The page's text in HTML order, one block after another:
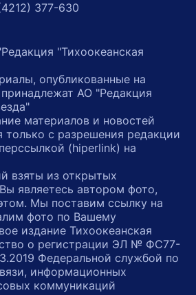
377-630
"Тихоокеанская
опубликованные на
АО "Редакция
материалов и новостей
только с разрешения редакции
(hiperlink) на
взяты из открытых
являетесь автором фото,
Мы поставим ссылку на
фото по Вашему
издание Тихоокеанская
о регистрации ЭЛ № ФС77-
Федеральной службой по
информационных
коммуникаций